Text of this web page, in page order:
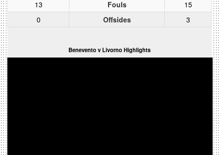
13
Fouls
15
0
Offsides 3
Benevento v Livorno Highlights